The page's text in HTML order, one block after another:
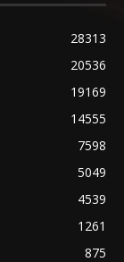
28313
20536
19169
14555
7598
5049
4539
1261
875